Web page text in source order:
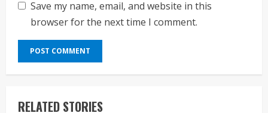
Save my name, email, and website in this
browser for the next time I comment.
RELATED STORIES